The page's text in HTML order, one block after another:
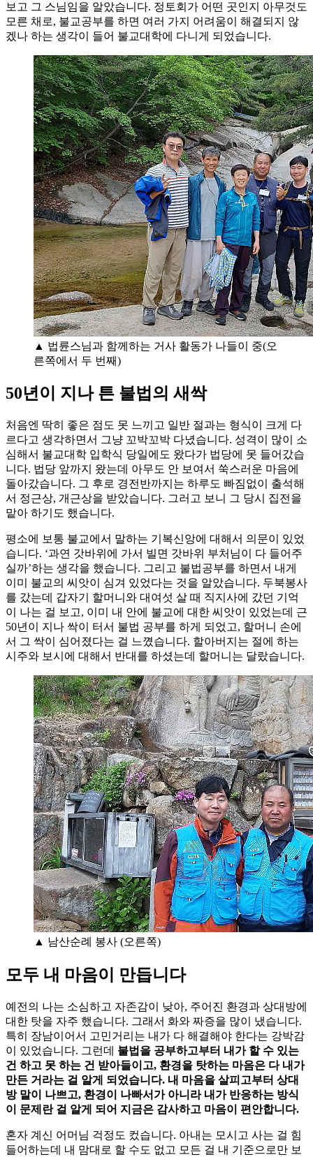
보고 그 스님임을 알았습니다. 정토회가 어떤 곳인지 아무것도
모른 채로, 불교공부를 하면 여러 가지 어려움이 해결되지 않
겠나 하는 생각이 들어 불교대학에 다니게 되었습니다.
▲ 법륜스님과 함께하는 거사 활동가 나들이 중(오
른쪽에서 두 번째)
50년이 지나 튼 불법의 새싹
처음엔 딱히 좋은 점도 못 느끼고 일반 절과는 형식이 크게 다
르다고 생각하면서 그냥 꼬박꼬박 다녔습니다. 성격이 많이 소
심해서 불교대학 입학식 당일에도 왔다가 법당에 못 들어갔습
니다. 법당 앞까지 왔는데 아무도 안 보여서 쑥스러운 마음에
돌아갔습니다. 그 후로 경전반까지는 하루도 빠짐없이 출석해
서 정근상, 개근상을 받았습니다. 그러고 보니 그 당시 집전을
맡아 하기도 했습니다.
평소에 보통 불교에서 말하는 기복신앙에 대해서 의문이 있었
습니다. ‘과연 갓바위에 가서 빌면 갓바위 부처님이 다 들어주
실까’하는 생각을 했습니다. 그리고 불법공부를 하면서 내게
이미 불교의 씨앗이 심겨 있었다는 것을 알았습니다. 두북봉사
를 갔는데 갑자기 할머니와 대여섯 살 때 직지사에 갔던 기억
이 나는 걸 보고, 이미 내 안에 불교에 대한 씨앗이 있었는데 근
50년이 지나 싹이 터서 불법 공부를 하게 되었고, 할머니 손에
서 그 싹이 심어졌다는 걸 느꼈습니다. 할아버지는 절에 하는
시주와 보시에 대해서 반대를 하셨는데 할머니는 달랐습니다.
▲ 남산순례 봉사 (오른쪽)
모두 내 마음이 만듭니다
예전의 나는 소심하고 자존감이 낮아, 주어진 환경과 상대방에
대한 탓을 자주 했습니다. 그래서 화와 짜증을 많이 냈습니다.
특히 장남이어서 고민거리는 내가 다 해결해야 한다는 강박감
이 있었습니다. 그런데 불법을 공부하고부터 내가 할 수 있는
건 하고 못 하는 건 받아들이고, 환경을 탓하는 마음은 다 내가
만든 거라는 걸 알게 되었습니다. 내 마음을 살피고부터 상대
방 말이 나쁘고, 환경이 나빠서가 아니라 내가 반응하는 방식
이 문제란 걸 알게 되어 지금은 감사하고 마음이 편안합니다.
혼자 계신 어머님 걱정도 컸습니다. 아내는 모시고 사는 걸 힘
들어하는데 내 맘대로 할 수도 없고 모든 걸 내 기준으로만 보